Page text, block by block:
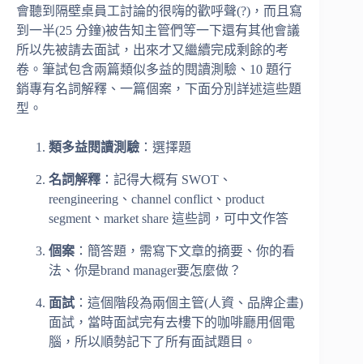
會聽到隔壁桌員工討論的很嗨的歡呼聲(?)，而且寫
到一半(25 分鐘)被告知主管們等一下還有其他會議
所以先被請去面試，出來才又繼續完成剩餘的考
卷。筆試包含兩篇類似多益的閱讀測驗、10 題行
銷專有名詞解釋、一篇個案，下面分別詳述這些題
型。
類多益閱讀測驗 ：選擇題
名詞解釋 ：記得大概有 SWOT、
reengineering、channel conflict、product
segment、market share 這些詞，可中文作答
個案 ：簡答題，需寫下文章的摘要、你的看
法、你是brand manager要怎麼做？
面試 ：這個階段為兩個主管(人資、品牌企畫)
面試，當時面試完有去樓下的咖啡廳用個電
腦，所以順勢記下了所有面試題目。